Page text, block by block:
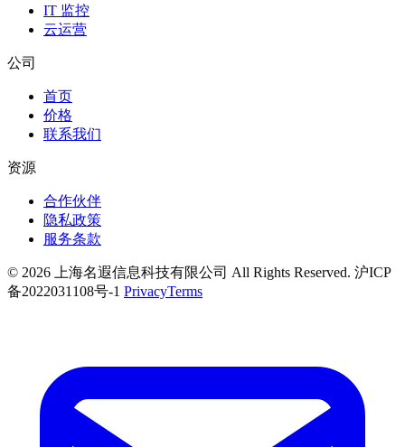
IT 监控
云运营
公司
首页
价格
联系我们
资源
合作伙伴
隐私政策
服务条款
© 2026 上海名遐信息科技有限公司 All Rights Reserved. 沪ICP
备2022031108号-1 PrivacyTerms